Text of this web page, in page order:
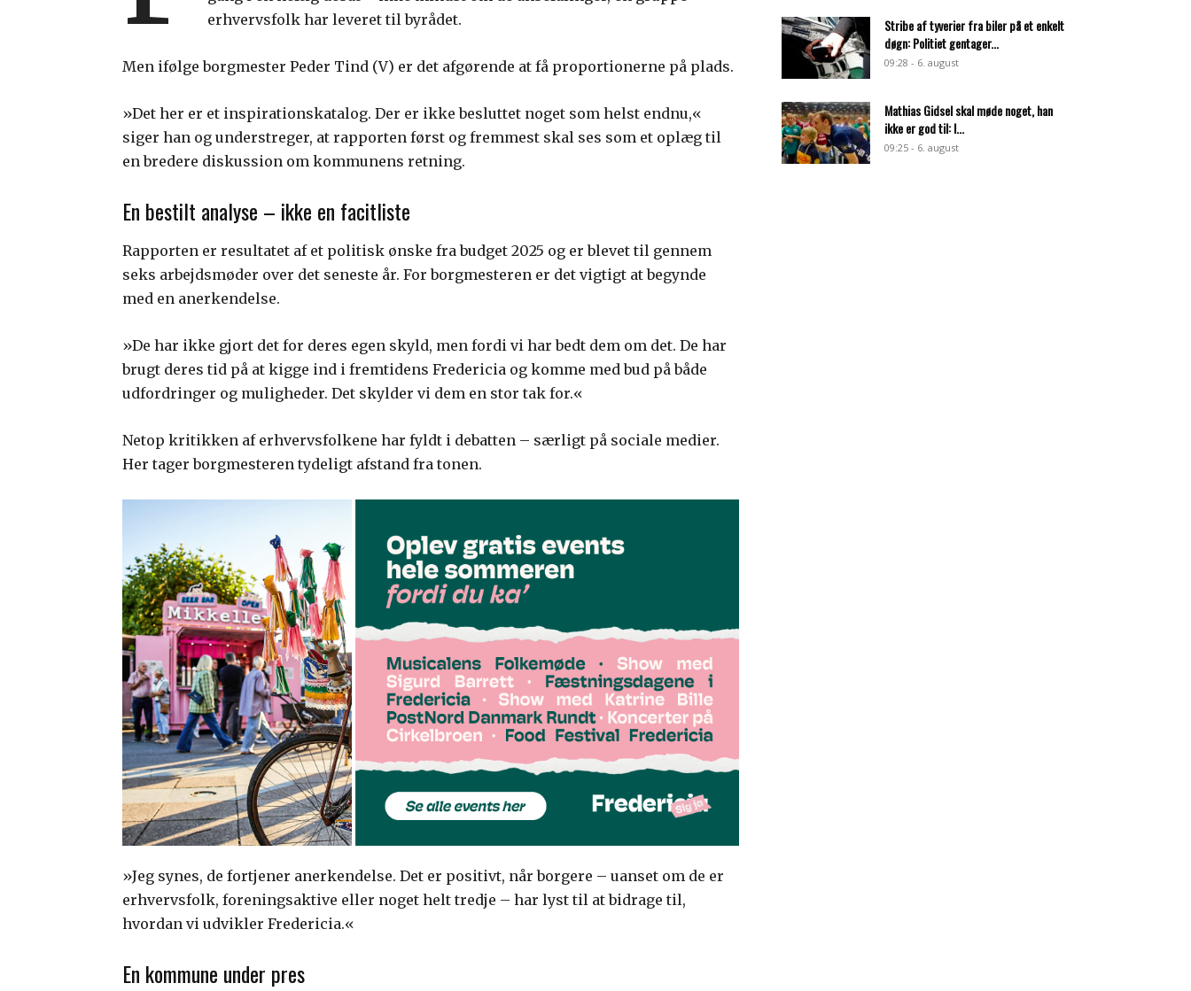
erhvervsfolk har leveret til byrådet.
Men ifølge borgmester Peder Tind (V) er det afgørende at få proportionerne på plads.
»Det her er et inspirationskatalog. Der er ikke besluttet noget som helst endnu,«
siger han og understreger, at rapporten først og fremmest skal ses som et oplæg til
en bredere diskussion om kommunens retning.
En bestilt analyse – ikke en facitliste
Rapporten er resultatet af et politisk ønske fra budget 2025 og er blevet til gennem
seks arbejdsmøder over det seneste år. For borgmesteren er det vigtigt at begynde
med en anerkendelse.
»De har ikke gjort det for deres egen skyld, men fordi vi har bedt dem om det. De har
brugt deres tid på at kigge ind i fremtidens Fredericia og komme med bud på både
udfordringer og muligheder. Det skylder vi dem en stor tak for.«
Netop kritikken af erhvervsfolkene har fyldt i debatten – særligt på sociale medier.
Her tager borgmesteren tydeligt afstand fra tonen.
»Jeg synes, de fortjener anerkendelse. Det er positivt, når borgere – uanset om de er
erhvervsfolk, foreningsaktive eller noget helt tredje – har lyst til at bidrage til,
hvordan vi udvikler Fredericia.«
En kommune under pres
Stribe af tyverier fra biler på et enkelt
døgn: Politiet gentager...
09:28 - 6. august
Mathias Gidsel skal møde noget, han
ikke er god til: I...
09:25 - 6. august